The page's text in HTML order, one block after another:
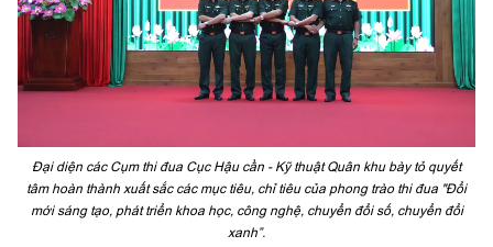
Đại diện các Cụm thi đua Cục Hậu cần - Kỹ thuật Quân khu bày tỏ quyết
tâm hoàn thành xuất sắc các mục tiêu, chỉ tiêu của phong trào thi đua "Đổi
mới sáng tạo, phát triển khoa học, công nghệ, chuyển đổi số, chuyển đổi
xanh”.